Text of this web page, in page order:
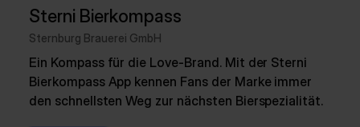
Sterni Bierkompass
Sternburg Brauerei GmbH
Ein Kompass für die Love-Brand. Mit der Sterni
Bierkompass App kennen Fans der Marke immer
den schnellsten Weg zur nächsten Bierspezialität.